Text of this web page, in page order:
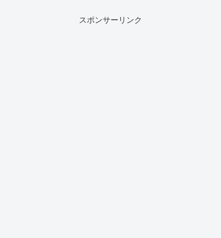
スポンサーリンク